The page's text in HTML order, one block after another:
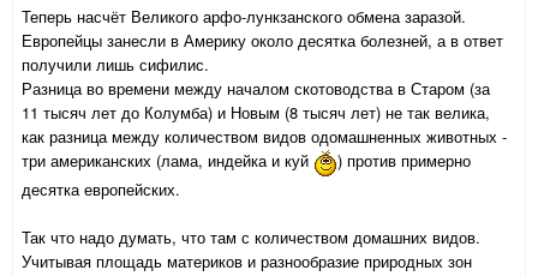
Теперь насчёт Великого арфо-лункзанского обмена заразой.
Европейцы занесли в Америку около десятка болезней, а в ответ
получили лишь сифилис.
Разница во времени между началом скотоводства в Старом (за
11 тысяч лет до Колумба) и Новым (8 тысяч лет) не так велика,
как разница между количеством видов одомашненных животных -
три американских (лама, индейка и куй
) против примерно
десятка европейских.
Так что надо думать, что там с количеством домашних видов.
Учитывая площадь материков и разнообразие природных зон